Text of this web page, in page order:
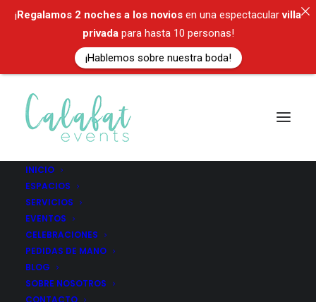
INICIO
ESPACIOS
SERVICIOS
EVENTOS
CELEBRACIONES
PEDIDAS DE MANO
BLOG
SOBRE NOSOTROS
CONTACTO
Destination
¡Regalamos 2 noches a los novios en una espectacularvilla
privadapara hasta 10 personas!
¡Hablemos sobre nuestra boda!